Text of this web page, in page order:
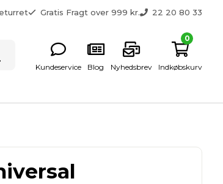
Gratis Fragt over 999 kr. 22 20 80 33
Kundeservice Blog Nyhedsbrev Indkøbskurv
0